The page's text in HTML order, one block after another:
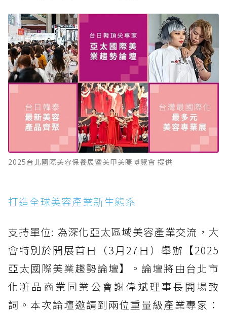
2025台北國際美容保養展暨美甲美睫博覽會 提供
打造全球美容產業新生態系
支持單位: 為深化亞太區域美容產業交流，大
會特別於開展首日（3月27日）舉辦【2025
亞太國際美業趨勢論壇】。論壇將由台北市
化粧品商業同業公會謝偉斌理事長開場致
詞。本次論壇邀請到兩位重量級產業專家：